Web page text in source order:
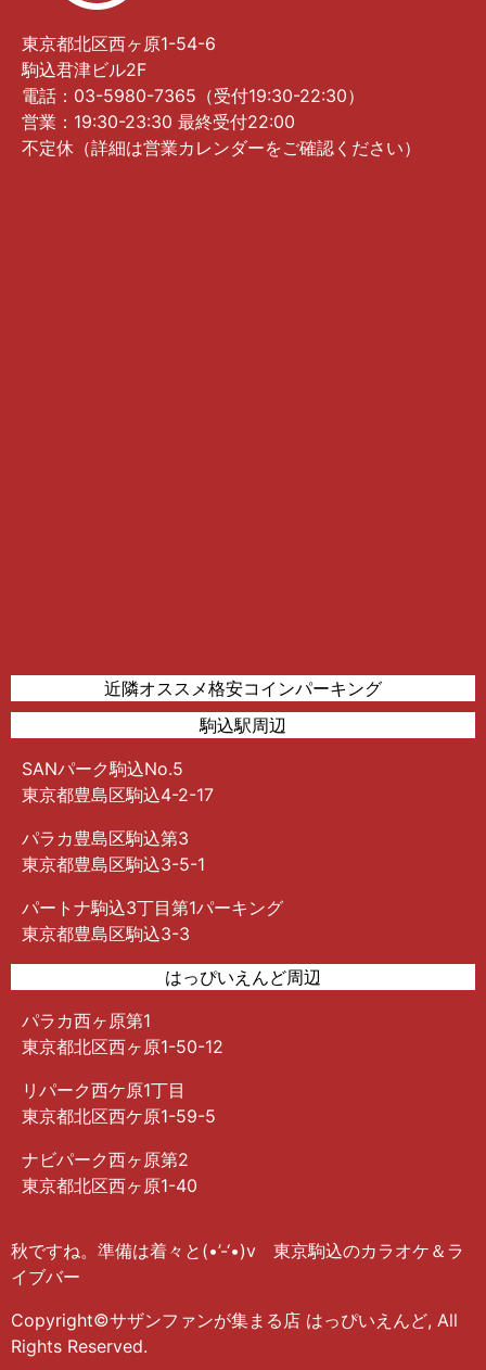
東京都北区西ヶ原1-54-6
駒込君津ビル2F
電話：03-5980-7365（受付19:30-22:30）
営業：19:30-23:30 最終受付22:00
不定休（詳細は営業カレンダーをご確認ください）
近隣オススメ格安コインパーキング
駒込駅周辺
SANパーク駒込No.5
東京都豊島区駒込4-2-17
パラカ豊島区駒込第3
東京都豊島区駒込3-5-1
パートナ駒込3丁目第1パーキング
東京都豊島区駒込3-3
はっぴいえんど周辺
パラカ西ヶ原第1
東京都北区西ヶ原1-50-12
リパーク西ケ原1丁目
東京都北区西ケ原1-59-5
ナビパーク西ヶ原第2
東京都北区西ヶ原1-40
秋ですね。準備は着々と(•’-‘•)v 東京駒込のカラオケ＆ラ
イブバー
Copyright©サザンファンが集まる店 はっぴいえんど, All
Rights Reserved.